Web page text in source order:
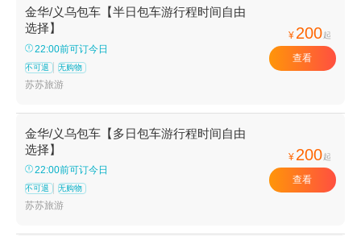
+俞源太极星象村+横店影视城+武义县博物馆
+义乌博物馆+金华凤凰山公园+地下长河景区
+郭洞古生态村+寿仙谷+义乌国际商贸城+金华
山+石鹅湖+磐安百杖潭+清水湾沁温泉+灵岩景
区+华夏文化园+金华府城隍庙+神丽峡+金华人
界+舞龙峡景区+金华动物园+江南第一家+灵江
源漂流+金华美地南山漂流+金华龙潭大峡谷+兰
溪名果山庄+牛头山国家森林公园+寺平古村落景
区+大红岩景区+东阳中国木雕城+金华安地仙源
金华/义乌包车【半日包车游行程时间自由
选择】
22:00前可订今日
不可退 无购物
苏苏旅游
¥ 200起
查看
金华/义乌包车【多日包车游行程时间自由
选择】
22:00前可订今日
不可退 无购物
苏苏旅游
¥ 200起
查看